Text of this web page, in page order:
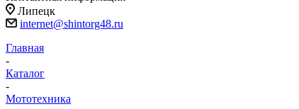
Липецк
internet@shintorg48.ru
Главная
-
Каталог
-
Мототехника